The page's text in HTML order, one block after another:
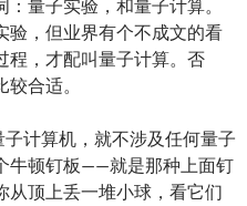
量子实验，和量子计算。
验，但业界有个不成文的看
程，才配叫量子计算。否
合适。
计算机，就不涉及任何量子
牛顿钉板——就是那种上面钉
从顶上丢一堆小球，看它们